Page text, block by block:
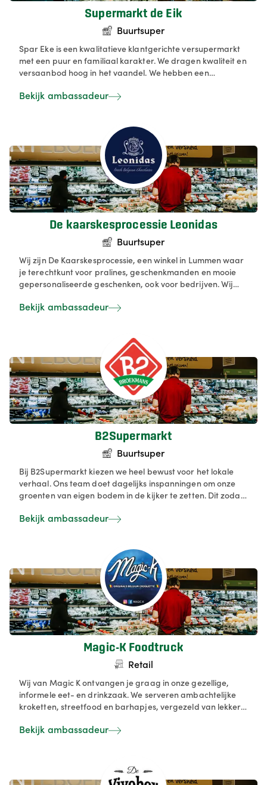
Supermarkt de Eik
Buurtsuper
Spar Eke is een kwalitatieve klantgerichte versupermarkt
met een puur en familiaal karakter. We dragen kwaliteit en
versaanbod hoog in het vaandel. We hebben een
en vis. In onze eigen Vers-afdeling bakken we brood,
Bekijk ambassadeur
De kaarskesprocessie Leonidas
Buurtsuper
Wij zijn De Kaarskesprocessie, een winkel in Lummen waar
je terechtkunt voor pralines, geschenkmanden en mooie
gepersonaliseerde geschenken, ook voor bedrijven. Wij
snoeptaarten en geschenkideeën, volledig aangepast
Bekijk ambassadeur
B2Supermarkt
Buurtsuper
Bij B2Supermarkt kiezen we heel bewust voor het lokale
verhaal. Ons team doet dagelijks inspanningen om onze
groenten van eigen bodem in de kijker te zetten. Dit zodat
groenterayon. Wij maken onze klanten graag wegwijs aan
Bekijk ambassadeur
Magic-K Foodtruck
Retail
Wij van Magic K ontvangen je graag in onze gezellige,
informele eet- en drinkzaak. We serveren ambachtelijke
kroketten, streetfood en barhapjes, vergezeld van lekkere
waar je op je gemak kan genieten met vrienden of familie.
Bekijk ambassadeur